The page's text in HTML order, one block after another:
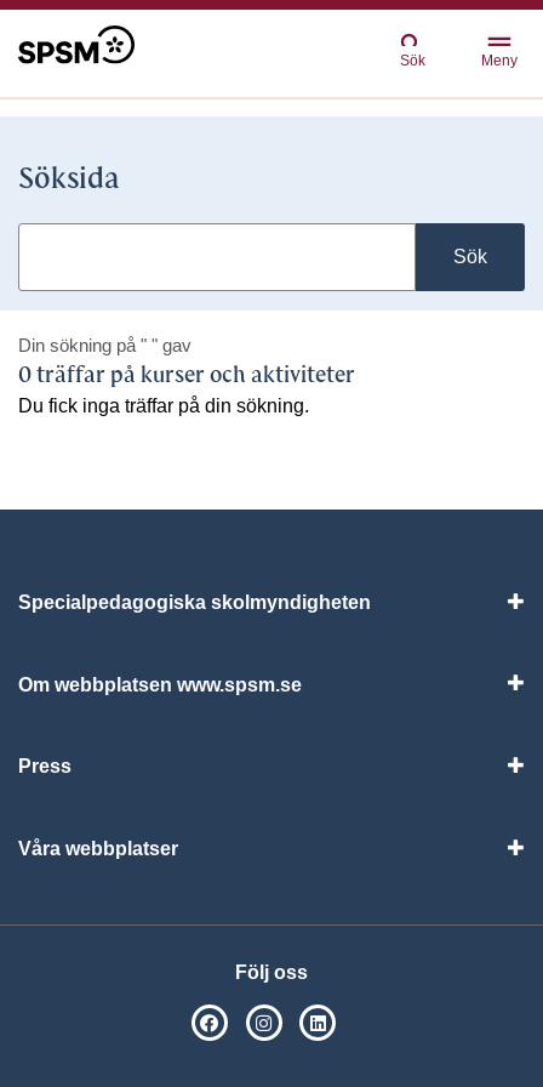
Sök Meny
Söksida
Sök
Din sökning på " " gav
0 träffar på kurser och aktiviteter
Du fick inga träffar på din sökning.
Specialpedagogiska skolmyndigheten
Om webbplatsen www.spsm.se
Press
Våra webbplatser
Följ oss
SPSM på Facebook
SPSM på Instagram